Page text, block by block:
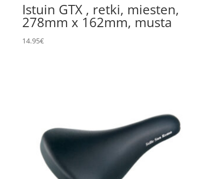
Istuin GTX , retki, miesten,
278mm x 162mm, musta
14.95€